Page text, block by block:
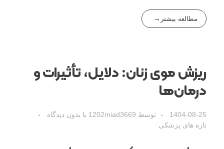
مطالعه بیشتر
ریزش موی زنان: دلایل، تأثیرات و
درمان‌ها
1404-08-25 توسط 1202miad3669 با بدون دیدگاه
تازه های پزشکی